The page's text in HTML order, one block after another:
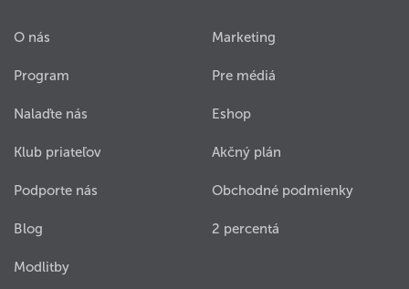
O nás
Program
Nalaďte nás
Klub priateľov
Podporte nás
Blog
Modlitby
Marketing
Pre médiá
Eshop
Akčný plán
Obchodné podmienky
2 percentá